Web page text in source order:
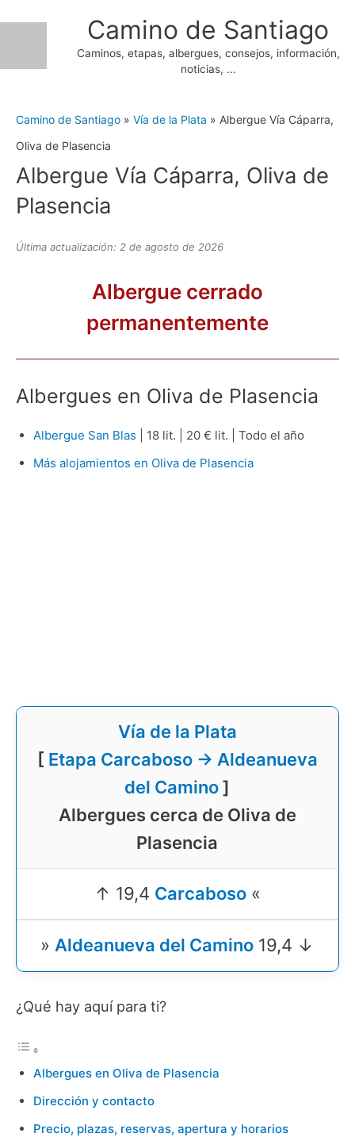
Camino de Santiago
Caminos, etapas, albergues, consejos, información,
noticias, ...
Camino de Santiago » Vía de la Plata » Albergue Vía Cáparra,
Oliva de Plasencia
Albergue Vía Cáparra, Oliva de
Plasencia
Última actualización: 2 de agosto de 2026
Albergue cerrado
permanentemente
Albergues en Oliva de Plasencia
Albergue San Blas | 18 lit. | 20 € lit. | Todo el año
Más alojamientos en Oliva de Plasencia
Vía de la Plata
[ Etapa Carcaboso → Aldeanueva
del Camino]
Albergues cerca de Oliva de
Plasencia
↑ 19,4 Carcaboso«
» Aldeanueva del Camino 19,4 ↓
¿Qué hay aquí para ti?
Albergues en Oliva de Plasencia
Dirección y contacto
Precio, plazas, reservas, apertura y horarios